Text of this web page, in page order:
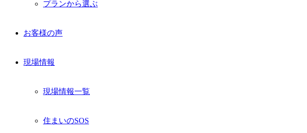
プランから選ぶ
お客様の声
現場情報
現場情報一覧
住まいのSOS